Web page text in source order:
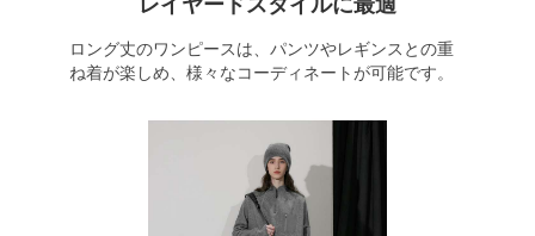
レイヤードスタイルに最適
ロング丈のワンピースは、パンツやレギンスとの重
ね着が楽しめ、様々なコーディネートが可能です。